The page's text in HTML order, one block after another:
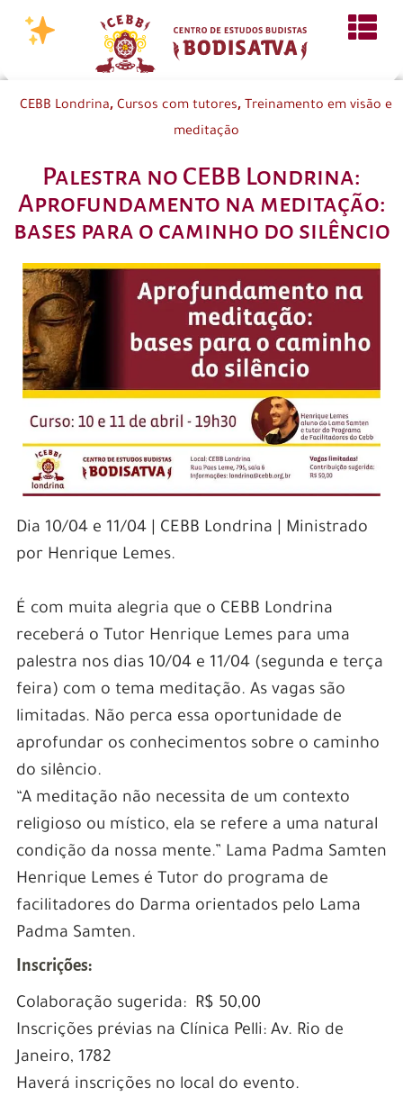
CEBB Londrina, Cursos com tutores, Treinamento em visão e
meditação
Palestra no CEBB Londrina:
Aprofundamento na meditação:
bases para o caminho do silêncio
Dia 10/04 e 11/04 | CEBB Londrina | Ministrado
por Henrique Lemes.
É com muita alegria que o CEBB Londrina
receberá o Tutor Henrique Lemes para uma
palestra nos dias 10/04 e 11/04 (segunda e terça
feira) com o tema meditação. As vagas são
limitadas. Não perca essa oportunidade de
aprofundar os conhecimentos sobre o caminho
do silêncio.
“A meditação não necessita de um contexto
religioso ou místico, ela se refere a uma natural
condição da nossa mente.” Lama Padma Samten
Henrique Lemes é Tutor do programa de
facilitadores do Darma orientados pelo Lama
Padma Samten.
Inscrições:
Colaboração sugerida: R$ 50,00
Inscrições prévias na Clínica Pelli: Av. Rio de
Janeiro, 1782
Haverá inscrições no local do evento.